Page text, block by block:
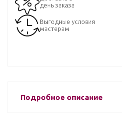
день заказа
Выгодные условия
мастерам
Подробное описание